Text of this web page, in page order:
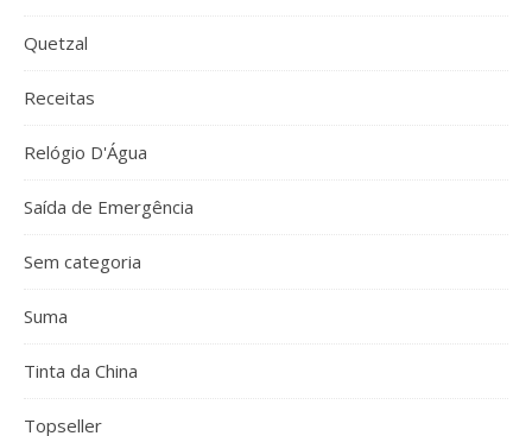
Quetzal
Receitas
Relógio D'Água
Saída de Emergência
Sem categoria
Suma
Tinta da China
Topseller